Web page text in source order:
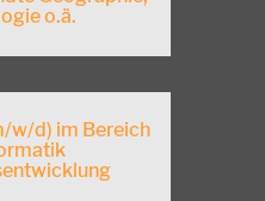
o.ä.
w/d) im Bereich